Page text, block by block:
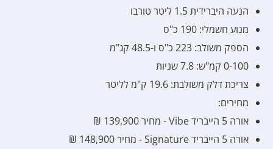
הנעה היברידית 1.5 ליטר טורבו
מנוע חשמלי: 190 כ"ס
הספק משולב: 223 כ"ס ו-48.5 קג"מ
0-100 קמ"ש: 7.8 שניות
צריכת דלק משולבת: 19.6 ק"מ לליטר
מחירים:
אורה 5 הייבריד Vibe - מחיר 139,900 ₪
אורה 5 הייבריד Signature - מחיר 148,900 ₪